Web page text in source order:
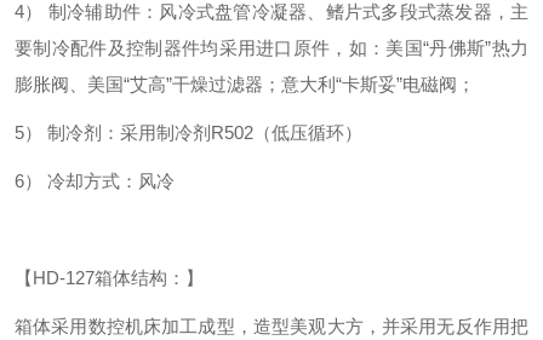
4） 制冷辅助件：风冷式盘管冷凝器、鳍片式多段式蒸发器，主
要制冷配件及控制器件均采用进口原件，如：美国“丹佛斯”热力
膨胀阀、美国“艾高”干燥过滤器；意大利“卡斯妥”电磁阀；
5） 制冷剂：采用制冷剂R502（低压循环）
6） 冷却方式：风冷
【HD-127箱体结构：】
箱体采用数控机床加工成型，造型美观大方，并采用无反作用把